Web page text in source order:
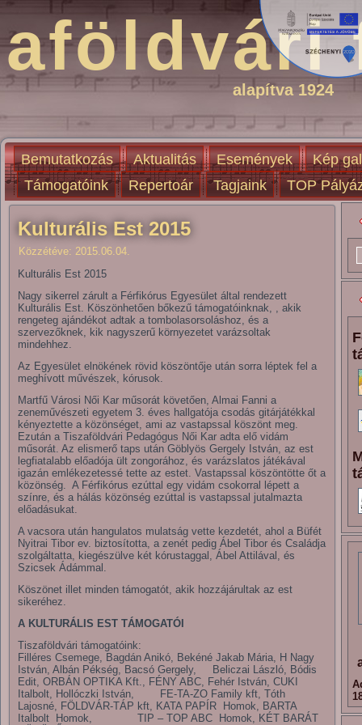
alapítva 1924
Bemutatkozás Aktualitás Események
Kép
Támogatóink
Repertoár Tagjaink TOP
Kulturális Est 2015
Közzétéve: 2015.06.04.
Kulturális Est 2015
Nagy sikerrel zárult a Férfikórus Egyesület által rendezett
Kulturális Est. Köszönhetően bőkezű támogatóinknak, , akik
rengeteg ajándékot adtak a tombolasorsoláshoz, és a
szervezőknek, kik nagyszerű környezetet varázsoltak
mindehhez.
Az Egyesület elnökének rövid köszöntője után sorra léptek fel a
meghívott művészek, kórusok.
Martfű Városi Női Kar műsorát követően, Almai Fanni a
zeneművészeti egyetem 3. éves hallgatója csodás gitárjátékkal
kényeztette a közönséget, ami az vastapssal köszönt meg.
Ezután a Tiszaföldvári Pedagógus Női Kar adta elő vidám
műsorát. Az elismerő taps után Göblyös Gergely István, az est
legfiatalabb előadója ült zongorához, és varázslatos játékával
igazán emlékezetessé tette az estet. Vastapssal köszöntötte őt a
közönség. A Férfikórus ezúttal egy vidám csokorral lépett a
színre, és a hálás közönség ezúttal is vastapssal jutalmazta
előadásukat.
A vacsora után hangulatos mulatság vette kezdetét, ahol a Büfét
Nyitrai Tibor ev. biztosította, a zenét pedig Ábel Tibor és Családja
szolgáltatta, kiegészülve két kórustaggal, Ábel Attilával, és
Szicsek Ádámmal.
Köszönet illet minden támogatót, akik hozzájárultak az est
sikeréhez.
A KULTURÁLIS EST TÁMOGATÓI
Tiszaföldvári támogatóink:
Filléres Csemege, Bagdán Anikó, Bekéné Jakab Mária, H Nagy
István, Albán Pékség, Bacsó Gergely, Beliczai László, Bódis
Edit, ORBÁN OPTIKA Kft., FÉNY ABC, Fehér István, CUKI
Italbolt, Hollóczki István, FE-TA-ZO Family kft, Tóth
Lajosné, FÖLDVÁR-TÁP kft, KATA PAPÍR Homok, BARTA
Italbolt Homok, TIP – TOP ABC Homok, KÉT BARÁT